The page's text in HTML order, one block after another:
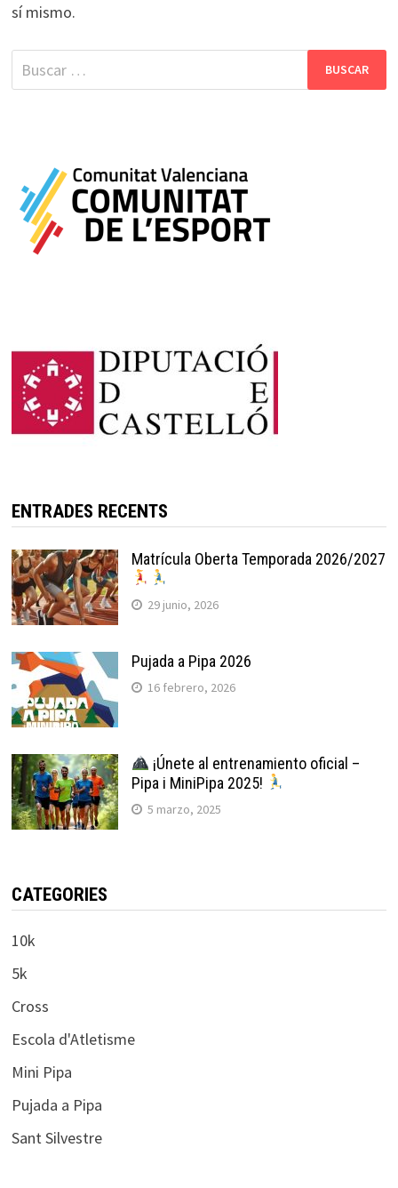
sí mismo.
Buscar:
ENTRADES RECENTS
Matrícula Oberta Temporada 2026/2027
29 junio, 2026
Pujada a Pipa 2026
16 febrero, 2026
¡Únete al entrenamiento oficial –
Pipa i MiniPipa 2025!
5 marzo, 2025
CATEGORIES
10k
5k
Cross
Escola d'Atletisme
Mini Pipa
Pujada a Pipa
Sant Silvestre